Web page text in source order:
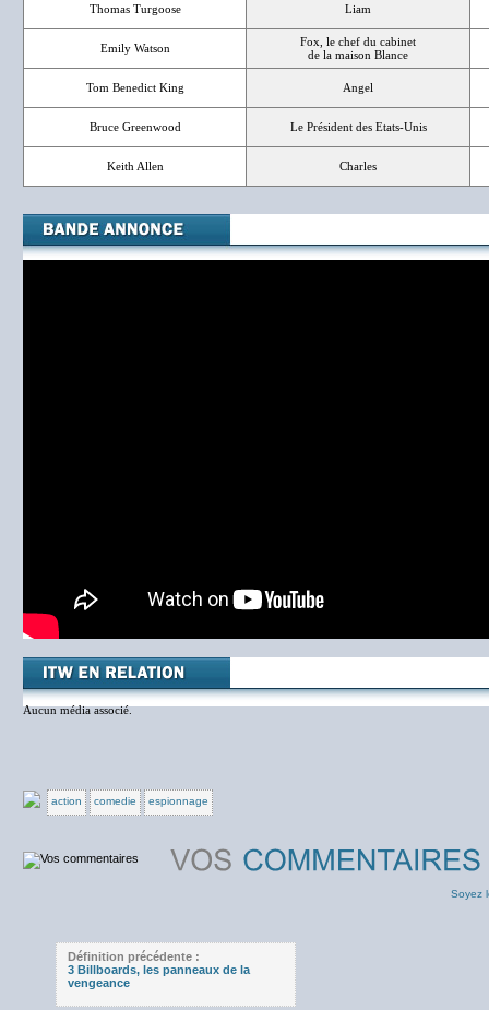
Thomas Turgoose Liam
Emily Watson
Fox, le chef du cabinet
de la maison Blance
Tom Benedict King Angel
Bruce Greenwood Le Président des Etats-Unis
Keith Allen Charles
Aucun média associé.
action comedie espionnage
Soyez
Définition précédente :
3 Billboards, les panneaux de la
vengeance